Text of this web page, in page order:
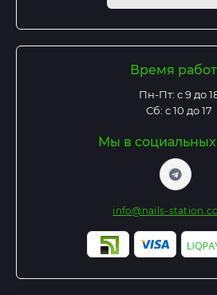
Время
Пн-Пт: с 9 до
Сб: с 10 до 17
Мы в социальных
info@nails-